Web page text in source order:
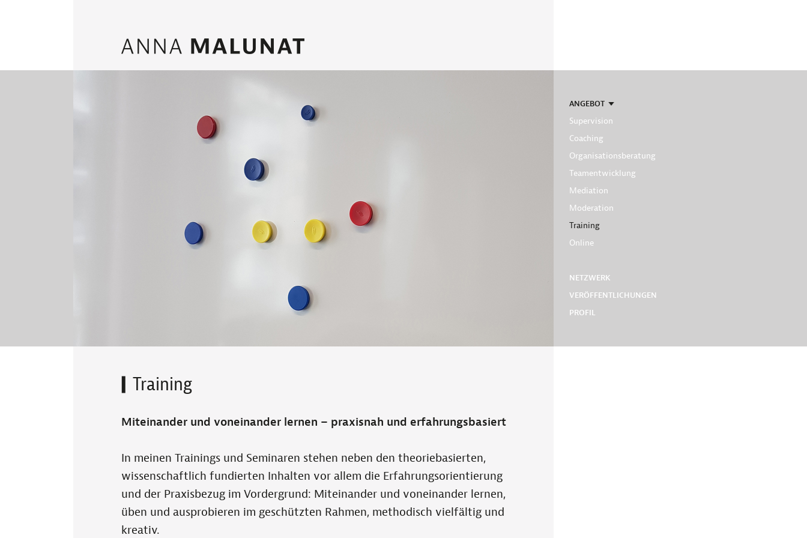
ANGEBOT
,
Supervision
Coaching
Organisationsberatung
Teamentwicklung
Mediation
Moderation
Training,
Online
NETZWERK
VERÖFFENTLICHUNGEN
PROFIL
Training
Miteinander und voneinander lernen – praxisnah und erfahrungsbasiert
In meinen Trainings und Seminaren stehen neben den theoriebasierten,
wissenschaftlich fundierten Inhalten vor allem die Erfahrungsorientierung
und der Praxisbezug im Vordergrund: Miteinander und voneinander lernen,
üben und ausprobieren im geschützten Rahmen, methodisch vielfältig und
kreativ.